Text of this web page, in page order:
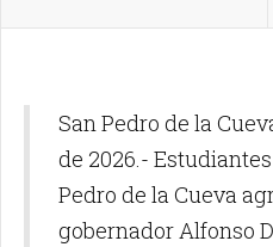
San Pedro de la
de 2026.-
Pedro de la Cueva
gobernador Alfonso